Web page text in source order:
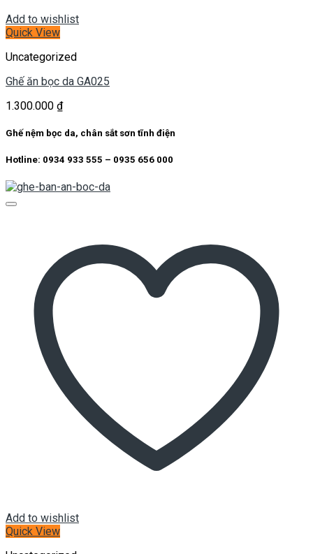
Add to wishlist
Quick View
Uncategorized
Ghế ăn bọc da GA025
1.300.000 ₫
Ghế nệm bọc da, chân sắt sơn tĩnh điện
Hotline: 0934 933 555 – 0935 656 000
Add to wishlist
Quick View